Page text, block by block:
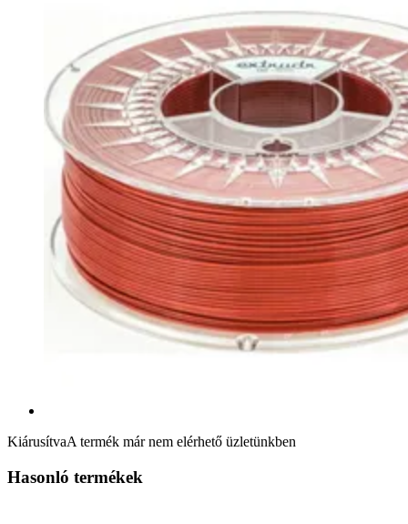
KiárusítvaA termék már nem elérhető üzletünkben
Hasonló termékek